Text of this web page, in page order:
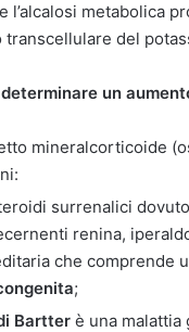
l’alcalosi metabolica
del
un
mineralcorticoide
surrenalici
renina,
che comprende
;
Bartter è una malattia